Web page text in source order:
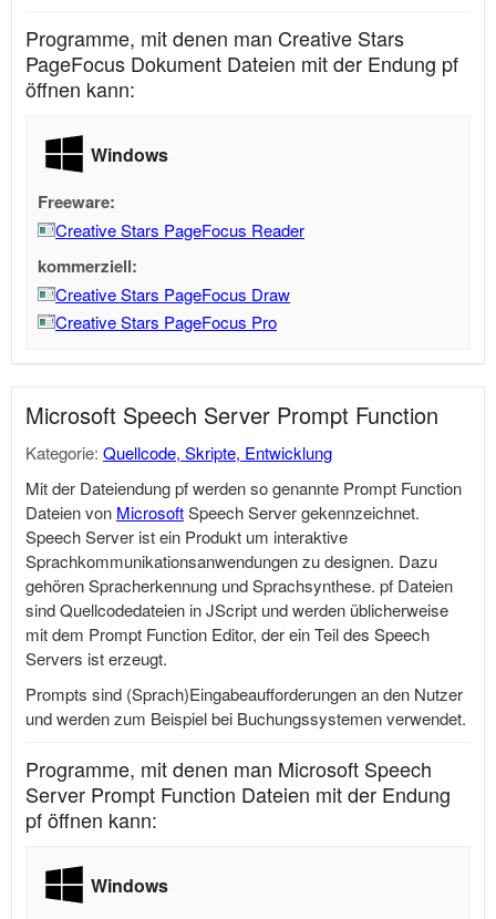
Programme, mit denen man Creative Stars
PageFocus Dokument Dateien mit der Endung pf
öffnen kann:
Windows
Freeware:
Creative Stars PageFocus Reader
kommerziell:
Creative Stars PageFocus Draw
Creative Stars PageFocus Pro
Microsoft Speech Server Prompt Function
Kategorie: Quellcode, Skripte, Entwicklung
Mit der Dateiendung pf werden so genannte Prompt Function
Dateien von MicrosoftSpeech Server gekennzeichnet.
Speech Server ist ein Produkt um interaktive
Sprachkommunikationsanwendungen zu designen. Dazu
gehören Spracherkennung und Sprachsynthese. pf Dateien
sind Quellcodedateien in JScript und werden üblicherweise
mit dem Prompt Function Editor, der ein Teil des Speech
Servers ist erzeugt.
Prompts sind (Sprach)Eingabeaufforderungen an den Nutzer
und werden zum Beispiel bei Buchungssystemen verwendet.
Programme, mit denen man Microsoft Speech
Server Prompt Function Dateien mit der Endung
pf öffnen kann:
Windows